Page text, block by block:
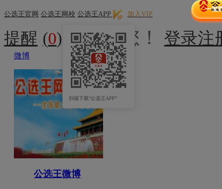
公选王官网 公选王网校 公选王APP
扫描下载“公选王APP”
加入VIP
提醒 (0) 欢迎您！ 登录注
微博
公选王微博